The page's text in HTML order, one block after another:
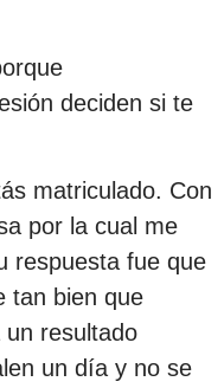
deciden si te
matriculado. Con
por la cual me
respuesta fue que
tan bien que
resultado
un día y no se